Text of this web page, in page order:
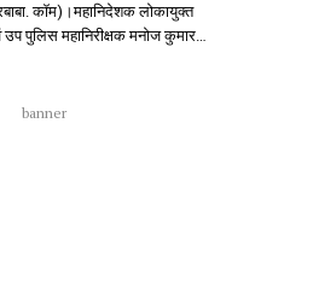
कॉम)।महानिदेशक लोकायुक्त
पुलिस महानिरीक्षक मनोज कुमार…
banner